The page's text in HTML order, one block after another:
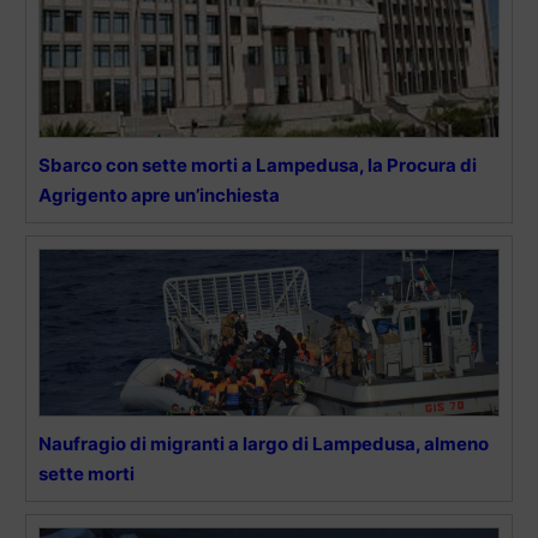
Sbarco con sette morti a Lampedusa, la Procura di
Agrigento apre un’inchiesta
Naufragio di migranti a largo di Lampedusa, almeno
sette morti